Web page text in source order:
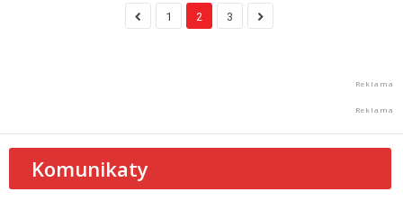
1 2 3
Komunikaty